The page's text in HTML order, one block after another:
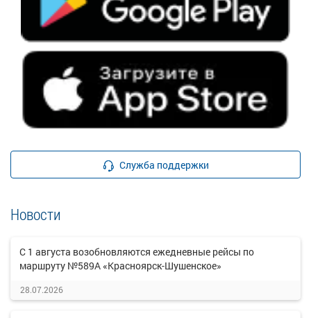
Служба поддержки
Новости
С 1 августа возобновляются ежедневные рейсы по
маршруту №589А «Красноярск-Шушенское»
28.07.2026